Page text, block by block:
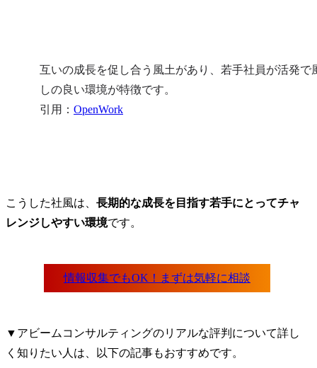
互いの成長を促し合う風土があり、若手社員が活発で
しの良い環境が特徴です。
引用： OpenWork
こうした社風は、 長期的な成長を目指す若手にとってチャ
レンジしやすい環境です。
▼アビームコンサルティングのリアルな評判について詳し
く知りたい人は、以下の記事もおすすめです。